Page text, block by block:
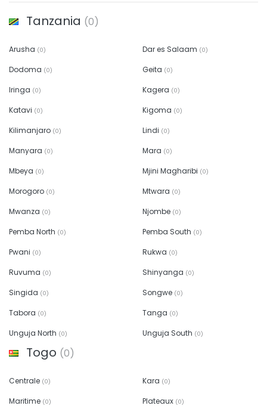
Tanzania (0)
Arusha (0) Dar es Salaam (0)
Dodoma (0) Geita (0)
Iringa (0) Kagera (0)
Katavi (0) Kigoma (0)
Kilimanjaro (0) Lindi (0)
Manyara (0) Mara (0)
Mbeya (0) Mjini Magharibi (0)
Morogoro (0) Mtwara (0)
Mwanza (0) Njombe (0)
Pemba North (0) Pemba South (0)
Pwani (0) Rukwa (0)
Ruvuma (0) Shinyanga (0)
Singida (0) Songwe (0)
Tabora (0) Tanga (0)
Unguja North (0) Unguja South (0)
Togo (0)
Centrale (0) Kara (0)
Maritime (0) Plateaux (0)